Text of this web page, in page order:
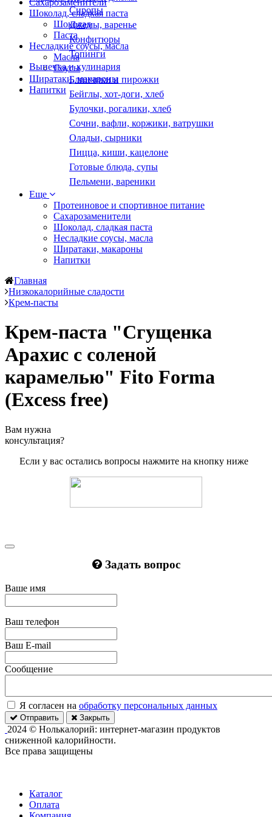
Сахарозаменители
Шоколад, сладкая паста
Шоколад
Паста
Несладкие соусы, масла
Масла
Соусы
Ширатаки, макароны
Напитки
Сиропы
Джемы, варенье
Конфитюры
Топинги
Выпечка и кулинария
Блинчики и пирожки
Бейглы, хот-доги, хлеб
Булочки, рогалики, хлеб
Сочни, вафли, коржики, ватрушки
Оладьи, сырники
Пицца, киши, кацелоне
Готовые блюда, супы
Пельмени, вареники
Еще
Протеиновое и спортивное питание
Сахарозаменители
Шоколад, сладкая паста
Несладкие соусы, масла
Ширатаки, макароны
Напитки
Главная
Низкокалорийные сладости
Крем-пасты
Крем-паста "Сгущенка
Арахис с соленой
карамелью" Fito Forma
(Excess free)
Вам нужна
консультация?
Если у вас остались вопросы нажмите на кнопку ниже
Задать вопрос
Ваше имя
Ваш телефон
Ваш E-mail
Сообщение
Я согласен на обработку персональных данных
Отправить Закрыть
2024 © Нолькалорий: интернет-магазин продуктов
сниженной калорийности.
Все права защищены
Каталог
Оплата